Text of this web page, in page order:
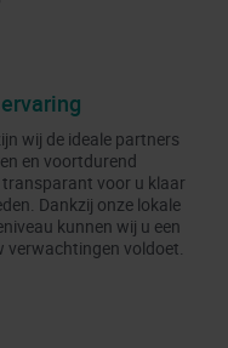
wij de ideale partners
en voortdurend
voor u klaar
Dankzij onze lokale
kunnen wij u een
verwachtingen voldoet.